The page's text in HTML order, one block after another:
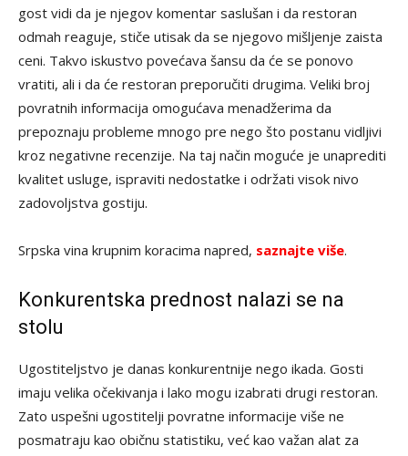
gost vidi da je njegov komentar saslušan i da restoran
odmah reaguje, stiče utisak da se njegovo mišljenje zaista
ceni. Takvo iskustvo povećava šansu da će se ponovo
vratiti, ali i da će restoran preporučiti drugima. Veliki broj
povratnih informacija omogućava menadžerima da
prepoznaju probleme mnogo pre nego što postanu vidljivi
kroz negativne recenzije. Na taj način moguće je unaprediti
kvalitet usluge, ispraviti nedostatke i održati visok nivo
zadovoljstva gostiju.
Srpska vina krupnim koracima napred, saznajte više.
Konkurentska prednost nalazi se na
stolu
Ugostiteljstvo je danas konkurentnije nego ikada. Gosti
imaju velika očekivanja i lako mogu izabrati drugi restoran.
Zato uspešni ugostitelji povratne informacije više ne
posmatraju kao običnu statistiku, već kao važan alat za